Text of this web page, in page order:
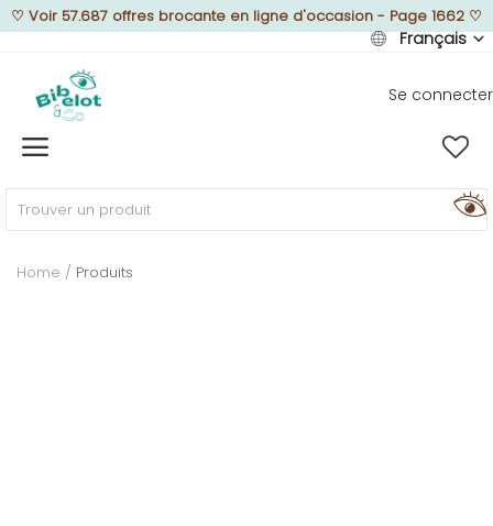
♡ Voir 57.687 offres brocante en ligne d'occasion - Page 1662 ♡
Français
Se connecter
Home
MEUBLEZ
Home Produits